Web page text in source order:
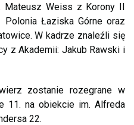
Mateusz Weiss z Korony II
Łaziska Górne oraz
W kadrze znaleźli się
z Akademii: Jakub Rawski i
zostanie rozegrane w
11. na obiekcie im. Alfreda
22.